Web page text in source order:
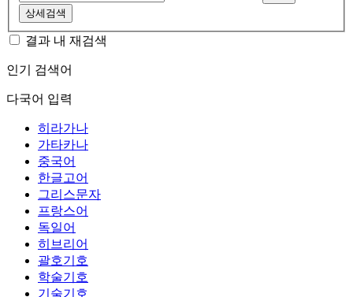
상세검색
결과 내 재검색
인기 검색어
다국어 입력
히라가나
가타카나
중국어
한글고어
그리스문자
프랑스어
독일어
히브리어
괄호기호
학술기호
기술기호